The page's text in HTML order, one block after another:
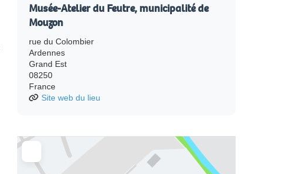
Musée-Atelier du Feutre, municipalité de
Mouzon
rue du Colombier
Ardennes
Grand Est
08250
France
Site web du lieu